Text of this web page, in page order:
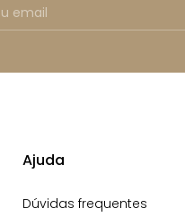
Ajuda
Dúvidas frequentes